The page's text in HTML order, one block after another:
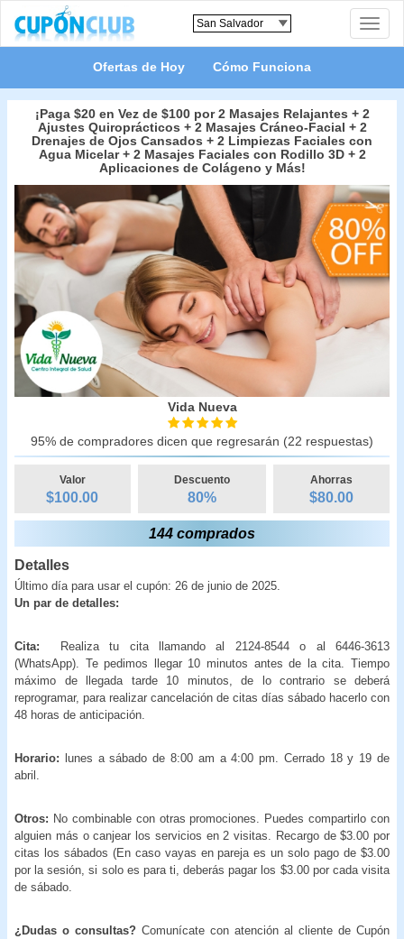
Toggle
Ofertas de Hoy Cómo Funciona
¡Paga $20 en Vez de $100 por 2 Masajes Relajantes + 2
Ajustes Quiroprácticos + 2 Masajes Cráneo-Facial + 2
Drenajes de Ojos Cansados + 2 Limpiezas Faciales con
Agua Micelar + 2 Masajes Faciales con Rodillo 3D + 2
Aplicaciones de Colágeno y Más!
Vida Nueva
95% de compradores dicen que regresarán (22 respuestas)
Valor
$100.00
Descuento
80%
Ahorras
$80.00
144 comprados
Detalles
Último día para usar el cupón: 26 de junio de 2025.
Un par de detalles:
Cita:
Realiza tu cita llamando al 2124-8544 o al 6446-3613
(WhatsApp). Te pedimos llegar 10 minutos antes de la cita. Tiempo
máximo de llegada tarde 10 minutos, de lo contrario se deberá
reprogramar, para realizar cancelación de citas días sábado hacerlo con
48 horas de anticipación.
Horario: lunes a sábado de 8:00 am a 4:00 pm. Cerrado 18 y 19 de
abril.
Otros: No combinable con otras promociones. Puedes compartirlo con
alguien más o canjear los servicios en 2 visitas. Recargo de $3.00 por
citas los sábados (En caso vayas en pareja es un solo pago de $3.00
por la sesión, si solo es para ti, deberás pagar los $3.00 por cada visita
de sábado.
¿Dudas o consultas? Comunícate con atención al cliente de Cupón